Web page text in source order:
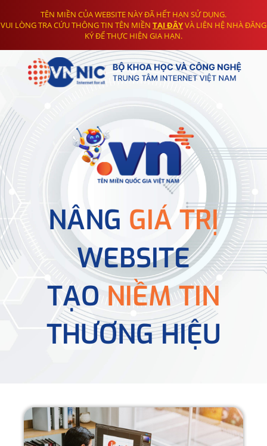
TÊN MIỀN CỦA WEBSITE NÀY ĐÃ HẾT HẠN SỬ DỤNG.
VUI LÒNG TRA CỨU THÔNG TIN TÊN MIỀN TẠI ĐÂYVÀ LIÊN HỆ NHÀ ĐĂNG
KÝ ĐỂ THỰC HIỆN GIA HẠN.
NÂNG GIÁ TRỊ
WEBSITE
TẠONIỀM TIN
THƯƠNG HIỆU